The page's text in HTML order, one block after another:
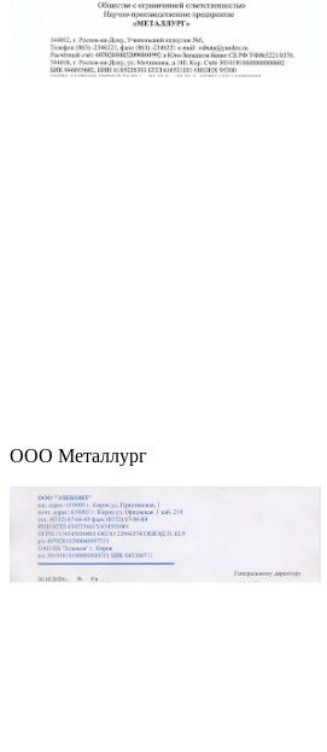
ООО Металлург